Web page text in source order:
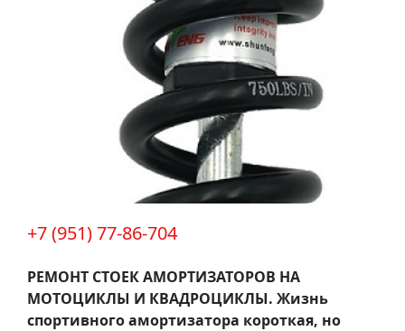
+7 (951) 77-86-704
РЕМОНТ СТОЕК АМОРТИЗАТОРОВ НА
МОТОЦИКЛЫ И КВАДРОЦИКЛЫ. Жизнь
спортивного амортизатора короткая, но